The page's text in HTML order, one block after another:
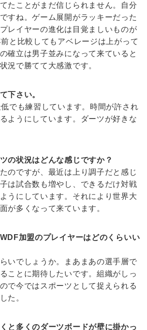
たことがまだ信じられません。自分
すね。ゲーム展開がラッキーだった
レイヤーの進化は目覚ましいものが
と比較してもアベレージは上がって
確立は男子並みになって来ていると
況で勝てて大感激です。
下さい。
でも練習しています。時間が許され
ようにしています。ダーツが好きな
の状況はどんな感じですか？
のですが、最近は上り調子だと感じ
は試合数も増やし、できるだけ対戦
うにしています。それにより世界大
が多くなって来ています。
加盟のプレイヤーはどのくらいい
いでしょうか。まあまあの選手層で
ことに期待したいです。組織がしっ
で今ではスポーツとして捉えられる
た。
と多くのダーツボードが壁に掛かっ